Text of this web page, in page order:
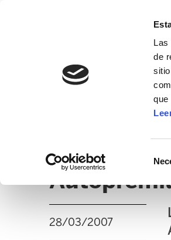
Las
de
que
28/03/2007